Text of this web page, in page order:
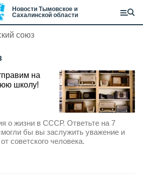
Новости Тымовское и
Сахалинской области
союз
на
школу!
о жизни в СССР. Ответьте на 7
бы вы заслужить уважение и
советского человека.